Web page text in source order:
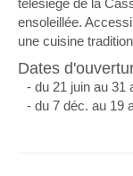
télésiège de la
ensoleillée.
une cuisine
Dates
- du 21 juin au 31
- du 7 déc. au 19